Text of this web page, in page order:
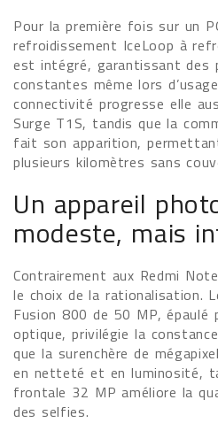
Pour la première fois sur un
refroidissement IceLoop à
est intégré, garantissant des
constantes même lors
connectivité progresse elle
Surge T1S, tandis que la
fait son apparition,
plusieurs kilomètres sans
Un appareil
modeste, mais
Contrairement aux Redmi
le choix de la rationalisation.
Fusion 800 de 50 MP, épaulé
optique, privilégie la
que la surenchère de
en netteté et en luminosité,
frontale 32 MP améliore la
des selfies.